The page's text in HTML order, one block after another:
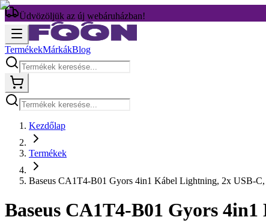
Üdvözöljük az új webáruházban!
TermékekMárkákBlog
Kezdőlap
Termékek
Baseus CA1T4-B01 Gyors 4in1 Kábel Lightning, 2x USB-
Baseus CA1T4-B01 Gyors